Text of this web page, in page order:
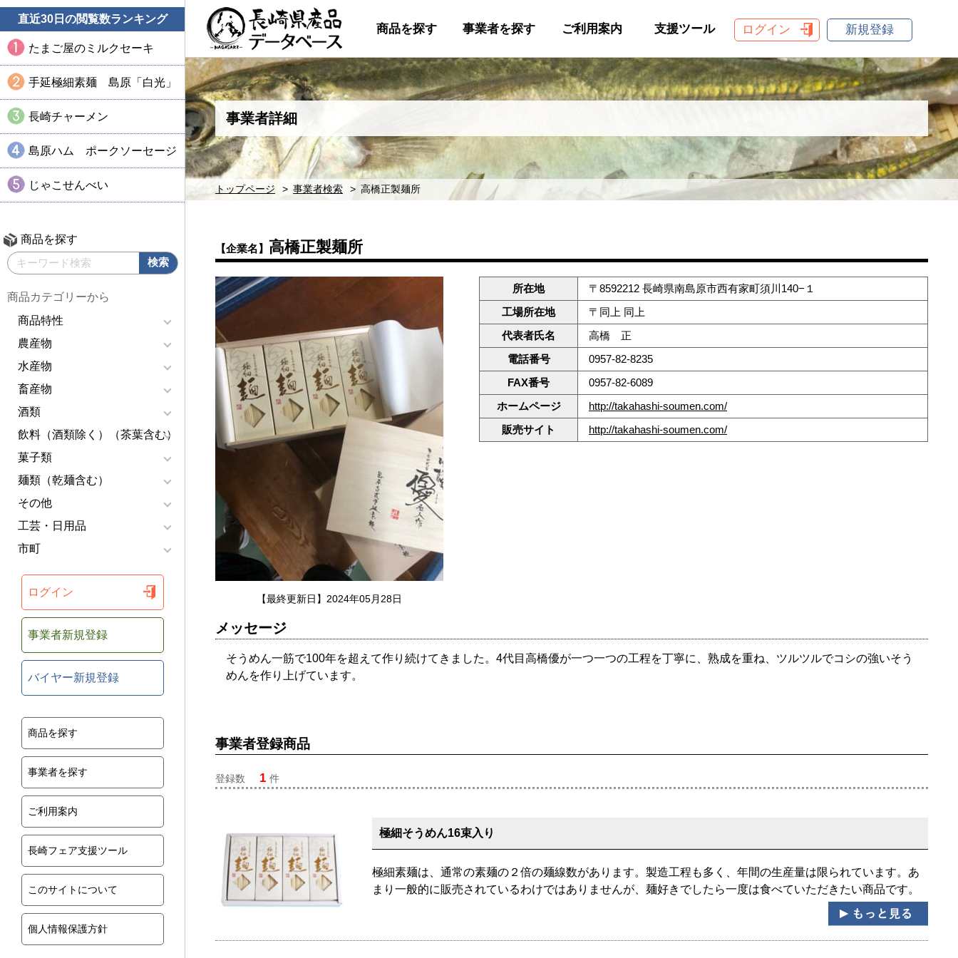
直近30日の閲覧数ランキング
たまご屋のミルクセーキ
手延極細素麺 島原「白光」
長崎チャーメン
島原ハム ポークソーセージ
じゃこせんべい
商品を探す
商品カテゴリーから
商品特性
農産物
水産物
畜産物
酒類
飲料（酒類除く）（茶葉含む）
菓子類
麺類（乾麺含む）
その他
工芸・日用品
市町
ログイン
事業者新規登録
バイヤー新規登録
商品を探す
事業者を探す
ご利用案内
長崎フェア支援ツール
このサイトについて
個人情報保護方針
商品を探す 事業者を探す ご利用案内 支援ツール ログイン 新規登録
事業者詳細
トップページ 事業者検索 高橋正製麺所
【企業名】 高橋正製麺所
【最終更新日】2024年05月28日
所在地
〒8592212 長崎県南島原市西有家町須川140−１
工場所在地
〒同上 同上
代表者氏名
高橋 正
電話番号
0957-82-8235
FAX番号
0957-82-6089
ホームページ
http://takahashi-soumen.com/
販売サイト
http://takahashi-soumen.com/
メッセージ
そうめん一筋で100年を超えて作り続けてきました。4代目高橋優が一つ一つの工程を丁寧に、熟成を重ね、ツルツルでコシの強いそう
めんを作り上げています。
事業者登録商品
登録数 1 件
極細そうめん16束入り
極細素麺は、通常の素麺の２倍の麺線数があります。製造工程も多く、年間の生産量は限られています。あ
まり一般的に販売されているわけではありませんが、麺好きでしたら一度は食べていただきたい商品です。